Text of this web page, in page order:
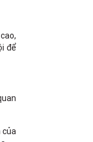
để
của